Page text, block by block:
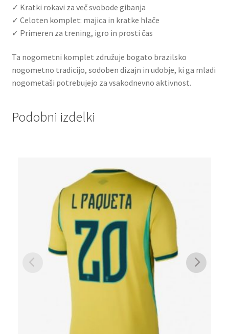
✓ Kratki rokavi za več svobode gibanja
✓ Celoten komplet: majica in kratke hlače
✓ Primeren za trening, igro in prosti čas
Ta nogometni komplet združuje bogato brazilsko
nogometno tradicijo, sodoben dizajn in udobje, ki ga mladi
nogometaši potrebujejo za vsakodnevno aktivnost.
Podobni izdelki